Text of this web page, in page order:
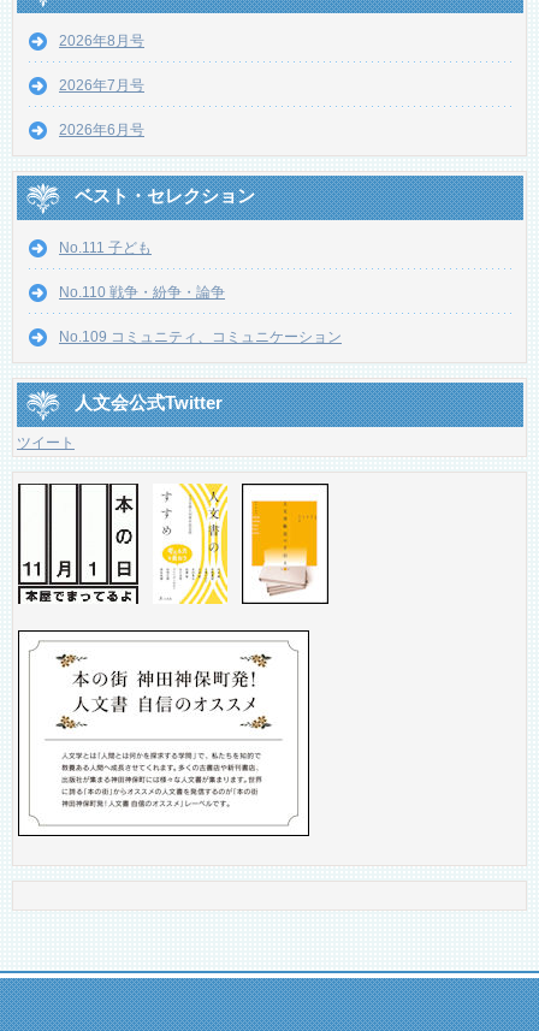
2026年8月号
2026年7月号
2026年6月号
ベスト・セレクション
No.111 子ども
No.110 戦争・紛争・論争
No.109 コミュニティ、コミュニケーション
人文会公式Twitter
ツイート